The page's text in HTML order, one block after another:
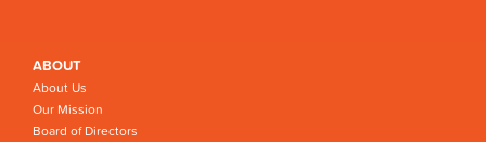
ABOUT
About Us
Our Mission
Board of Directors